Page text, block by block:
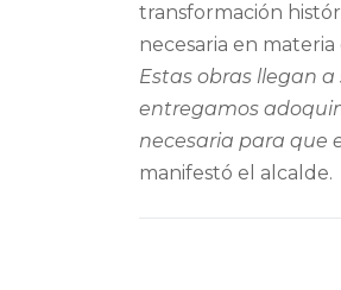
transformación
necesaria en
Estas obras llegan
entregamos
necesaria para que
manifestó el alcalde.